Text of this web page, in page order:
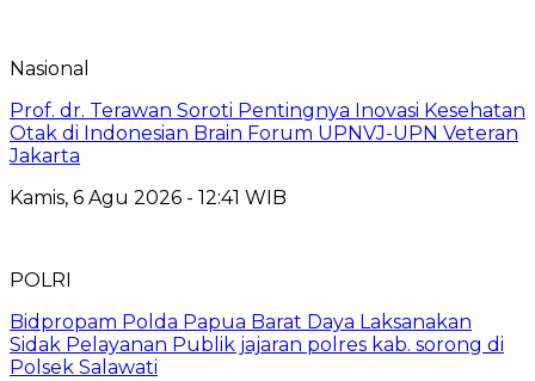
Nasional
Prof. dr. Terawan Soroti Pentingnya Inovasi Kesehatan
Otak di Indonesian Brain Forum UPNVJ-UPN Veteran
Jakarta
Kamis, 6 Agu 2026 - 12:41 WIB
POLRI
Bidpropam Polda Papua Barat Daya Laksanakan
Sidak Pelayanan Publik jajaran polres kab. sorong di
Polsek Salawati